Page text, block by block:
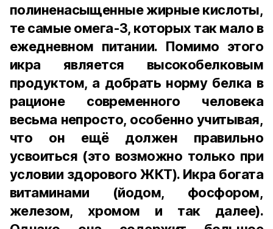
полиненасыщенные жирные кислоты,
те самые омега-3, которых так мало в
ежедневном питании. Помимо этого
икра является высокобелковым
продуктом, а добрать норму белка в
рационе современного человека
весьма непросто, особенно учитывая,
что он ещё должен правильно
усвоиться (это возможно только при
условии здорового ЖКТ). Икра богата
витаминами (йодом, фосфором,
железом, хромом и так далее).